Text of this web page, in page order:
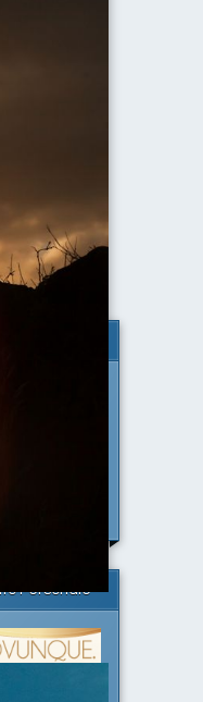
23
30
Personale